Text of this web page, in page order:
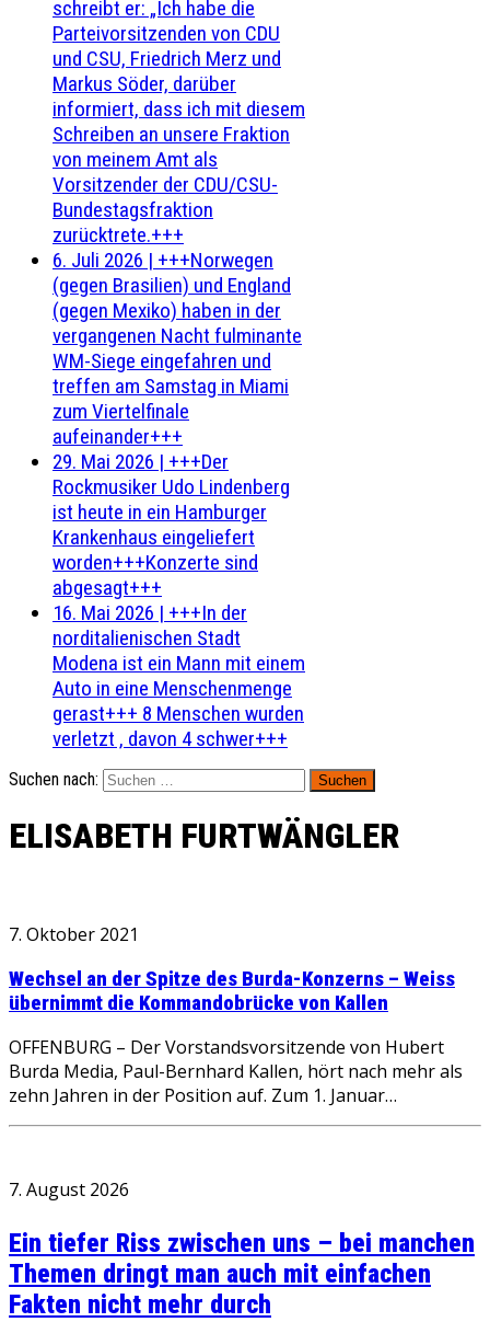
schreibt er: „Ich habe die
Parteivorsitzenden von CDU
und CSU, Friedrich Merz und
Markus Söder, darüber
informiert, dass ich mit diesem
Schreiben an unsere Fraktion
von meinem Amt als
Vorsitzender der CDU/CSU-
Bundestagsfraktion
zurücktrete.+++
6. Juli 2026 | +++Norwegen
(gegen Brasilien) und England
(gegen Mexiko) haben in der
vergangenen Nacht fulminante
WM-Siege eingefahren und
treffen am Samstag in Miami
zum Viertelfinale
aufeinander+++
29. Mai 2026 | +++Der
Rockmusiker Udo Lindenberg
ist heute in ein Hamburger
Krankenhaus eingeliefert
worden+++Konzerte sind
abgesagt+++
16. Mai 2026 | +++In der
norditalienischen Stadt
Modena ist ein Mann mit einem
Auto in eine Menschenmenge
gerast+++ 8 Menschen wurden
verletzt , davon 4 schwer+++
Suchen nach:
ELISABETH FURTWÄNGLER
7. Oktober 2021
Wechsel an der Spitze des Burda-Konzerns – Weiss
übernimmt die Kommandobrücke von Kallen
OFFENBURG – Der Vorstandsvorsitzende von Hubert
Burda Media, Paul-Bernhard Kallen, hört nach mehr als
zehn Jahren in der Position auf. Zum 1. Januar…
7. August 2026
Ein tiefer Riss zwischen uns – bei manchen
Themen dringt man auch mit einfachen
Fakten nicht mehr durch